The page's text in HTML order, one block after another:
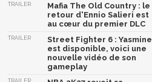
TRAILER
Mafia The Old Country : le
retour d'Ennio Salieri est
au cœur du premier DLC
TRAILER
Street Fighter 6 : Yasmine
est disponible, voici une
nouvelle vidéo de son
gameplay
TRAILER